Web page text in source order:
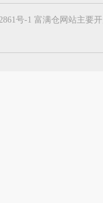
号-1 富满仓网站主